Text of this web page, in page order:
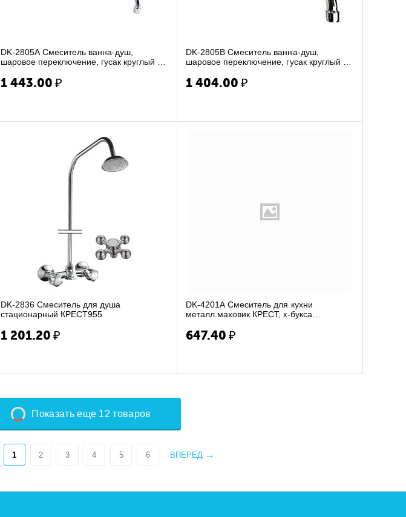
DK-2805A Смеситель ванна-душ,
шаровое переключение, гусак круглый 30
1 443.00 ₽
DK-2805B Смеситель ванна-душ,
шаровое переключение, гусак круглый 30
1 404.00 ₽
DK-2836 Смеситель для душа
стационарный КРЕСТ955
1 201.20 ₽
DK-4201A Смеситель для кухни
металл.маховик КРЕСТ, к-букса
647.40 ₽
Показать еще 12 товаров
1 2 3 4 5 6 ВПЕРЕД